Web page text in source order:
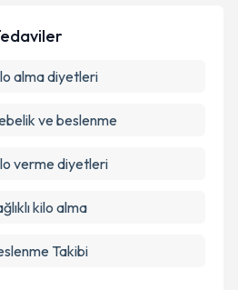
ile bilgilendireceğiz.
işlenmesine ilişkin
Talebini Gönder
alma diyetleri
ve beslenme
verme diyetleri
kilo alma
Takibi